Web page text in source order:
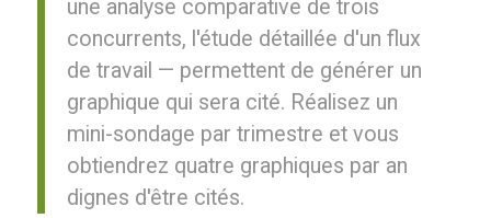
une analyse comparative de trois
concurrents, l'étude détaillée d'un flux
de travail — permettent de générer un
graphique qui sera cité. Réalisez un
mini-sondage par trimestre et vous
obtiendrez quatre graphiques par an
dignes d'être cités.